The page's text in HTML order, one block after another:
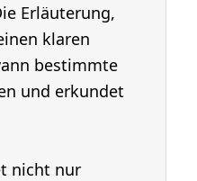
Erläuterung,
klaren
bestimmte
und erkundet
nicht nur